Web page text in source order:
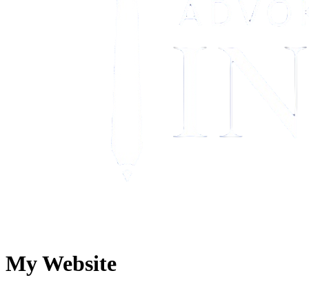
My Website
Personuppgifter kan komma att överföras mellan advokatbyrån och
Advokatbyrån Ola Tingvall lämnar inte ut personuppgifter till
då det inom ramen för ett visst uppdrag är nödvändigt för att
skyldighet eller efterkomma myndighetsbeslut eller beslut av
för advokatbyråns/anställds räkning. Uppgifterna kan komma att
Personuppgifterna sparas, i enlighet med den skyldighet som åvilar
från dagen för ärendets slutförande, eller den längre tid som påkallas
Du har rätt att kostnadsfritt begära information från Advokatbyrån
kommer Advokatbyrån Ola Tingvall att rätta eller radera uppgifter
uppgifter inte behandlas för direktmarknadsföringsändamål. Du har
Konsumenttvistnämnden kan pröva arvodestvister och andra